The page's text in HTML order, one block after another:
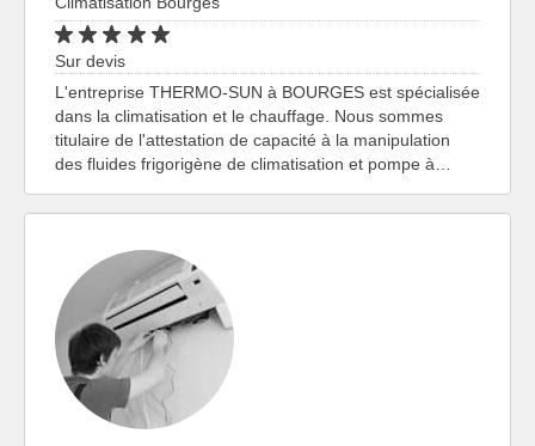
Sur devis
L'entreprise THERMO-SUN à BOURGES est spécialisée
dans la climatisation et le chauffage. Nous sommes
titulaire de l'attestation de capacité à la manipulation
des fluides frigorigène de climatisation et pompe à…